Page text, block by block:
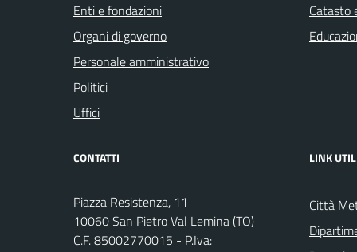
Enti e fondazioni
Organi di governo
Personale amministrativo
Politici
Uffici
Catasto
CONTATTI
Piazza Resistenza, 11
10060 San Pietro Val Lemina (TO)
C.F. 85002770015 - P.Iva:
LINK
Città